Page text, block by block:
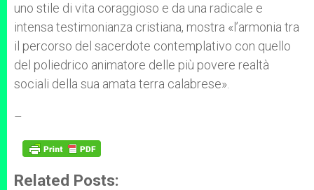
uno stile di vita coraggioso e da una radicale e
intensa testimonianza cristiana, mostra «l’armonia tra
il percorso del sacerdote contemplativo con quello
del poliedrico animatore delle più povere realtà
sociali della sua amata terra calabrese».
–
Related Posts: